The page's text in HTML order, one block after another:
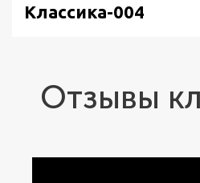
Классика-004
Отзывы